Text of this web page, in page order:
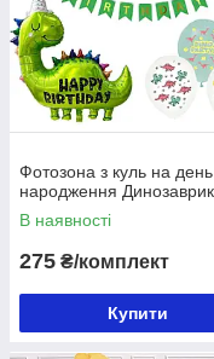
Фотозона з куль на день
народження Динозаврик
В наявності
275 ₴/комплект
Купити